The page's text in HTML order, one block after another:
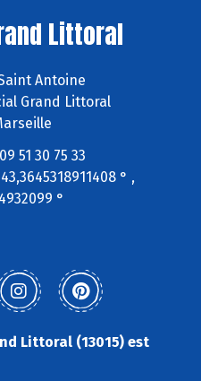
Littoral
Antoine
Grand Littoral
09 51 30 75 33
43,3645318911408 ° ,
°
Littoral (13015) est